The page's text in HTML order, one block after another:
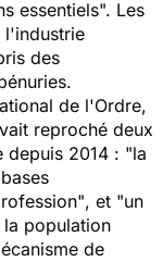
essentiels". Les
l'industrie
des
de l'Ordre,
reproché deux
depuis 2014 : "la
, et "un
population
de